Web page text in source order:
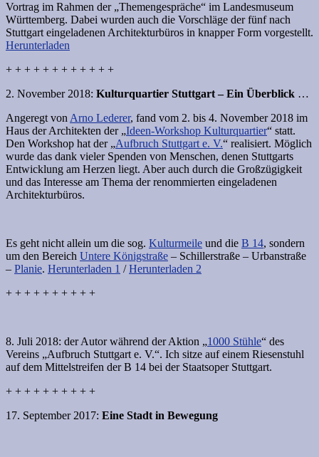
Vortrag im Rahmen der „Themengespräche“ im Landesmuseum
Württemberg. Dabei wurden auch die Vorschläge der fünf nach
Stuttgart eingeladenen Architekturbüros in knapper Form vorgestellt.
Herunterladen
+ + + + + + + + + + + +
2. November 2018: Kulturquartier Stuttgart – Ein Überblick …
Angeregt von Arno Lederer, fand vom 2. bis 4. November 2018 im
Haus der Architekten der „Ideen-Workshop Kulturquartier“ statt.
Den Workshop hat der „Aufbruch Stuttgart e. V.“ realisiert. Möglich
wurde das dank vieler Spenden von Menschen, denen Stuttgarts
Entwicklung am Herzen liegt. Aber auch durch die Großzügigkeit
und das Interesse am Thema der renommierten eingeladenen
Architekturbüros.
Es geht nicht allein um die sog. Kulturmeile und die B 14, sondern
um den Bereich Untere Königstraße – Schillerstraße – Urbanstraße
– Planie. Herunterladen 1 /Herunterladen 2
+ + + + + + + + + +
8. Juli 2018: der Autor während der Aktion „1000 Stühle“ des
Vereins „Aufbruch Stuttgart e. V.“. Ich sitze auf einem Riesenstuhl
auf dem Mittelstreifen der B 14 bei der Staatsoper Stuttgart.
+ + + + + + + + + +
17. September 2017: Eine Stadt in Bewegung